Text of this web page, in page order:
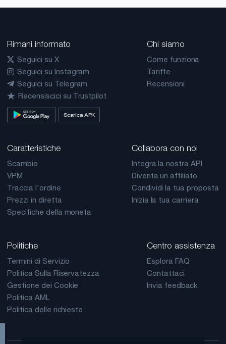
Rimani informato
Seguici su X
Seguici su Instagram
Seguici su Telegram
Recensiscici su Trustpilot
Scarica APK
Chi siamo
Come funziona
Tariffe
Recensioni
Caratteristiche
Scambio
VPM
Traccia l'ordine
Prezzi in diretta
Specifiche della moneta
Collabora con noi
Integra la nostra API
Diventa un affiliato
Condividi la tua proposta
Inizia la tua carriera
Politiche
Termini di Servizio
Politica Sulla Riservatezza
Gestione dei Cookie
Politica AML
Politica delle richieste
Centro assistenza
Esplora FAQ
Contattaci
Invia feedback